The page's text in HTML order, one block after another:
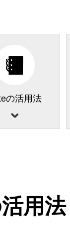
の活用法
用法